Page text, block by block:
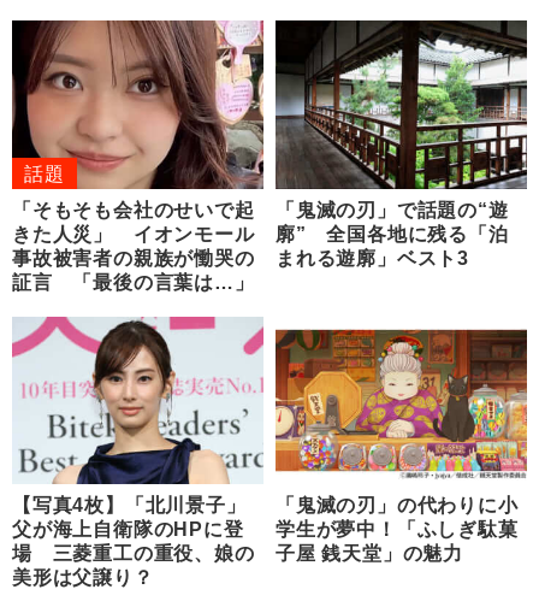
話題
「そもそも会社のせいで起
きた人災」 イオンモール
事故被害者の親族が慟哭の
証言 「最後の言葉は…」
「鬼滅の刃」で話題の“遊
廓” 全国各地に残る「泊
まれる遊廓」ベスト3
【写真4枚】「北川景子」
父が海上自衛隊のHPに登
場 三菱重工の重役、娘の
美形は父譲り？
「鬼滅の刃」の代わりに小
学生が夢中！「ふしぎ駄菓
子屋 銭天堂」の魅力